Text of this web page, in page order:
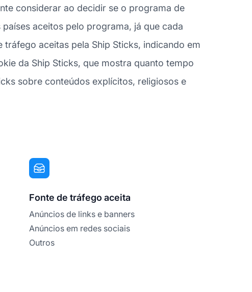
considerar ao decidir se o programa de
aceitos pelo programa, já que cada
aceitas pela Ship Sticks, indicando em
da Ship Sticks, que mostra quanto tempo
sobre conteúdos explícitos, religiosos e
Fonte de tráfego aceita
Anúncios de links e banners
Anúncios em redes sociais
Outros